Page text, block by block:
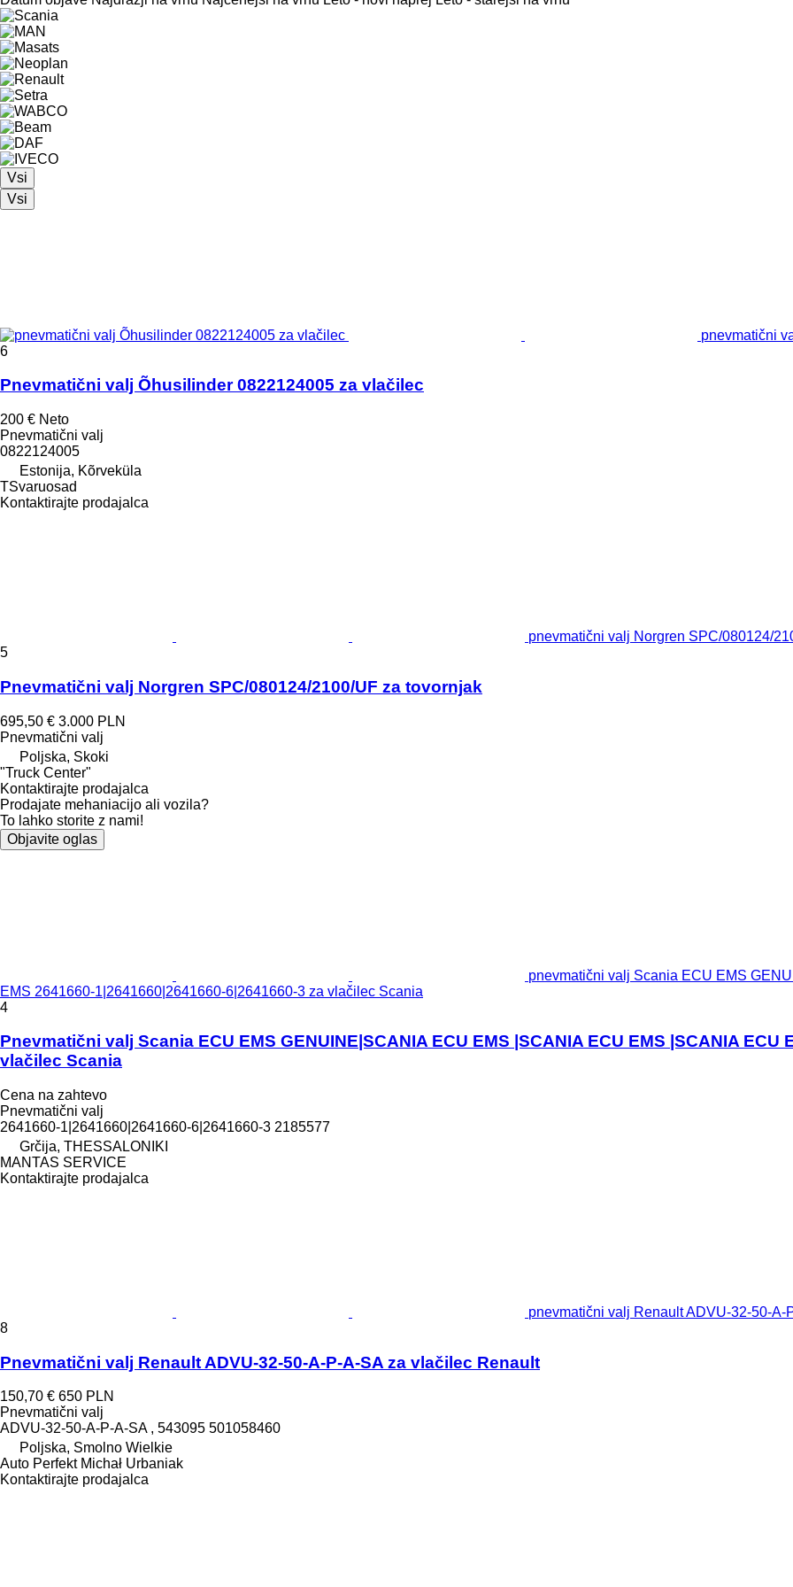
Vsi
Vsi
pnevmatični
6
Pnevmatični valj Õhusilinder 0822124005 za vlačilec
200 € Neto
Pnevmatični valj
0822124005
Estonija, Kõrveküla
TSvaruosad
Kontaktirajte prodajalca
pnevmatični valj Norgren SPC/080124/
5
Pnevmatični valj Norgren SPC/080124/2100/UF za tovornjak
695,50 € 3.000 PLN
Pnevmatični valj
Poljska, Skoki
"Truck Center"
Kontaktirajte prodajalca
Prodajate mehaniacijo ali vozila?
To lahko storite z nami!
Objavite oglas
pnevmatični valj Scania ECU EMS
EMS 2641660-1|2641660|2641660-6|2641660-3 za vlačilec Scania
4
Pnevmatični valj Scania ECU EMS GENUINE|SCANIA ECU EMS |SCANIA ECU EMS |SCANIA ECU
vlačilec Scania
Cena na zahtevo
Pnevmatični valj
2641660-1|2641660|2641660-6|2641660-3 2185577
Grčija, THESSALONIKI
MANTAS SERVICE
Kontaktirajte prodajalca
pnevmatični valj Renault ADVU-32-50-A-
8
Pnevmatični valj Renault ADVU-32-50-A-P-A-SA za vlačilec Renault
150,70 € 650 PLN
Pnevmatični valj
ADVU-32-50-A-P-A-SA , 543095 501058460
Poljska, Smolno Wielkie
Auto Perfekt Michał Urbaniak
Kontaktirajte prodajalca